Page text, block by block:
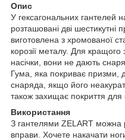
Опис
У гексагональних гантелей
розташовані дві
виготовлена з хромованої
корозії металу. Для
насічки, вони не дають
Гума, яка покриває призми,
снаряда, якщо його
також захищає покриття для
Використання
З гантелями ZELART можна
вправи. Хочете накачати